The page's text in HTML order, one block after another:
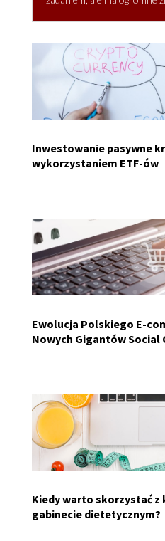
Inwestowanie pasywne
wykorzystaniem ETF-ów
Ewolucja Polskiego E-
Nowych Gigantów Social
Kiedy warto skorzystać
gabinecie dietetycznym?